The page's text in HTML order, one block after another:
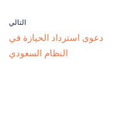
التالي
دعوى استرداد الحيازة في
النظام السعودي